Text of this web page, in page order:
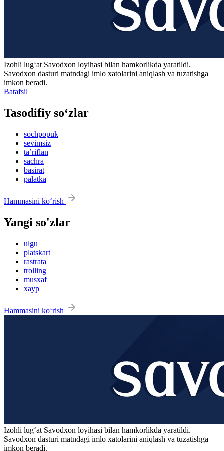
Izohli lugʻat Savodxon loyihasi bilan hamkorlikda yaratildi.
Savodxon dasturi matndagi imlo xatolarini aniqlash va tuzatishga
imkon beradi.
Batafsil
Tasodifiy so‘zlar
sochpopuk
sevimsiz
taʼriflan
sachra
basirat
palatka
Hammasini ko‘rish
Yangi so'zlar
ulgu
platskart
rastrata
trolling
musxaf
xayp
Hammasini ko‘rish
Izohli lugʻat Savodxon loyihasi bilan hamkorlikda yaratildi.
Savodxon dasturi matndagi imlo xatolarini aniqlash va tuzatishga
imkon beradi.